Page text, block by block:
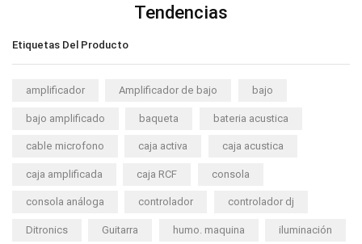
Tendencias
Etiquetas Del Producto
amplificador Amplificador de bajo bajo
bajo amplificado baqueta bateria acustica
cable microfono caja activa caja acustica
caja amplificada caja RCF consola
consola análoga controlador controlador dj
Ditronics Guitarra humo. maquina iluminación